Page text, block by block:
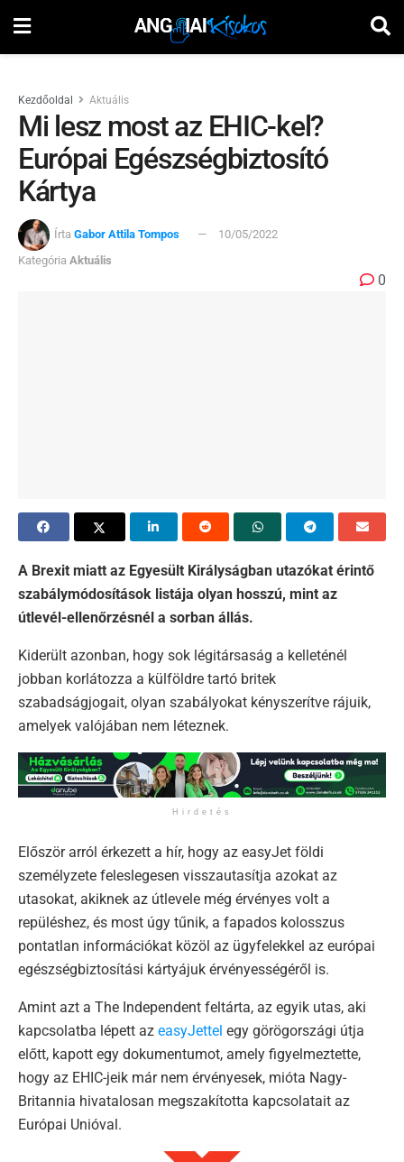
Kezdőoldal Aktuális
Mi lesz most az EHIC-kel?
Európai Egészségbiztosító
Kártya
Írta Gabor Attila Tompos
10/05/2022
Kategória Aktuális
0
A Brexit miatt az Egyesült Királyságban utazókat érintő
szabálymódosítások listája olyan hosszú, mint az
útlevél-ellenőrzésnél a sorban állás.
Kiderült azonban, hogy sok légitársaság a kelleténél
jobban korlátozza a külföldre tartó britek
szabadságjogait, olyan szabályokat kényszerítve rájuik,
amelyek valójában nem léteznek.
Hirdetés
Először arról érkezett a hír, hogy az easyJet földi
személyzete feleslegesen visszautasítja azokat az
utasokat, akiknek az útlevele még érvényes volt a
repüléshez, és most úgy tűnik, a fapados kolosszus
pontatlan információkat közöl az ügyfelekkel az európai
egészségbiztosítási kártyájuk érvényességéről is.
Amint azt a The Independent feltárta, az egyik utas, aki
kapcsolatba lépett az easyJettel egy görögországi útja
előtt, kapott egy dokumentumot, amely figyelmeztette,
hogy az EHIC-jeik már nem érvényesek, mióta Nagy-
Britannia hivatalosan megszakította kapcsolatait az
Európai Unióval.